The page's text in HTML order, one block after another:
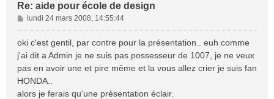
Re: aide pour école de design
M
e
s
s
g
e
lundi 24 mars 2008, 14:55:44
oki c'est gentil, par contre pour la présentation.. euh comme
j'ai dit a Admin je ne suis pas possesseur de 1007, je ne veux
pas en avoir une et pire même et la vous allez crier je suis fan
HONDA..
alors je ferais qu'une présentation éclair.